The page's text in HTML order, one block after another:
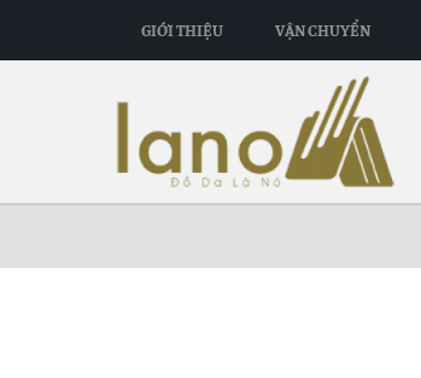
GIỚI THIỆU VẬN CHUYỂN